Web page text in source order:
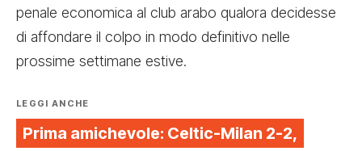
penale economica al club arabo qualora decidesse
di affondare il colpo in modo definitivo nelle
prossime settimane estive.
LEGGI ANCHE
Prima amichevole: Celtic-Milan 2-2,